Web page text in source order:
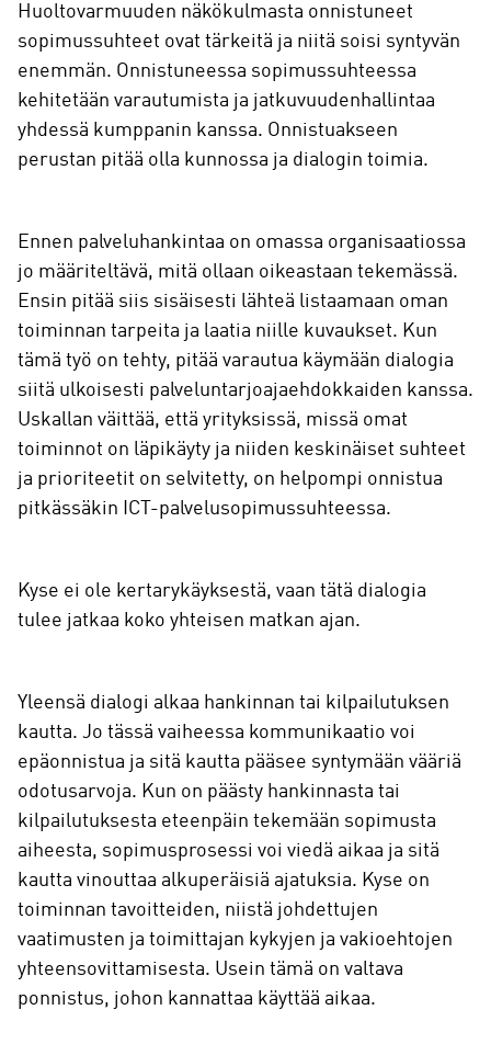
Huoltovarmuuden näkökulmasta onnistuneet
sopimussuhteet ovat tärkeitä ja niitä soisi syntyvän
enemmän. Onnistuneessa sopimussuhteessa
kehitetään varautumista ja jatkuvuudenhallintaa
yhdessä kumppanin kanssa. Onnistuakseen
perustan pitää olla kunnossa ja dialogin toimia.
Ennen palveluhankintaa on omassa organisaatiossa
jo määriteltävä, mitä ollaan oikeastaan tekemässä.
Ensin pitää siis sisäisesti lähteä listaamaan oman
toiminnan tarpeita ja laatia niille kuvaukset. Kun
tämä työ on tehty, pitää varautua käymään dialogia
siitä ulkoisesti palveluntarjoajaehdokkaiden kanssa.
Uskallan väittää, että yrityksissä, missä omat
toiminnot on läpikäyty ja niiden keskinäiset suhteet
ja prioriteetit on selvitetty, on helpompi onnistua
pitkässäkin ICT-palvelusopimussuhteessa.
Kyse ei ole kertarykäyksestä, vaan tätä dialogia
tulee jatkaa koko yhteisen matkan ajan.
Yleensä dialogi alkaa hankinnan tai kilpailutuksen
kautta. Jo tässä vaiheessa kommunikaatio voi
epäonnistua ja sitä kautta pääsee syntymään vääriä
odotusarvoja. Kun on päästy hankinnasta tai
kilpailutuksesta eteenpäin tekemään sopimusta
aiheesta, sopimusprosessi voi viedä aikaa ja sitä
kautta vinouttaa alkuperäisiä ajatuksia. Kyse on
toiminnan tavoitteiden, niistä johdettujen
vaatimusten ja toimittajan kykyjen ja vakioehtojen
yhteensovittamisesta. Usein tämä on valtava
ponnistus, johon kannattaa käyttää aikaa.